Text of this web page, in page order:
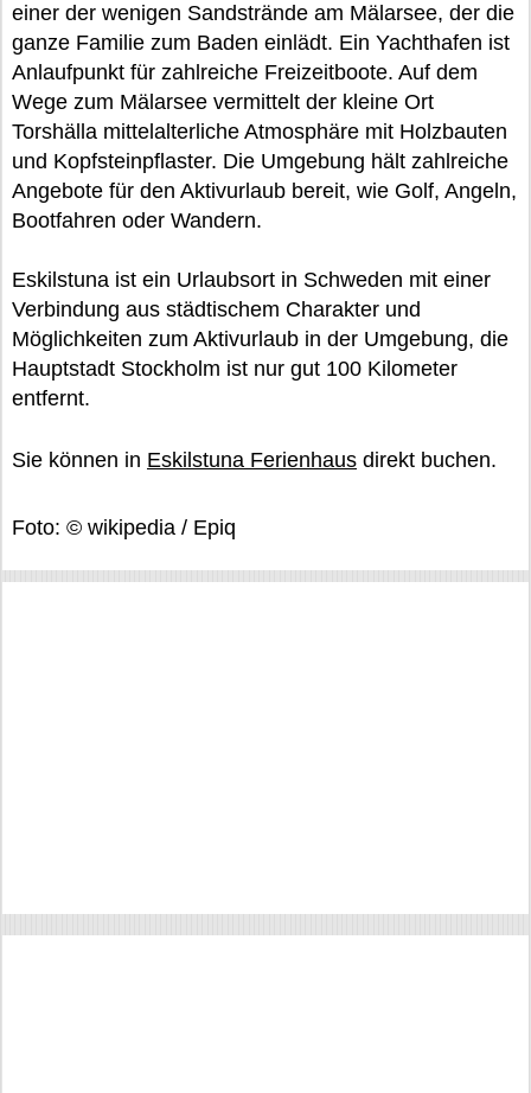
einer der wenigen Sandstrände am Mälarsee, der die
ganze Familie zum Baden einlädt. Ein Yachthafen ist
Anlaufpunkt für zahlreiche Freizeitboote. Auf dem
Wege zum Mälarsee vermittelt der kleine Ort
Torshälla mittelalterliche Atmosphäre mit Holzbauten
und Kopfsteinpflaster. Die Umgebung hält zahlreiche
Angebote für den Aktivurlaub bereit, wie Golf, Angeln,
Bootfahren oder Wandern.
Eskilstuna ist ein Urlaubsort in Schweden mit einer
Verbindung aus städtischem Charakter und
Möglichkeiten zum Aktivurlaub in der Umgebung, die
Hauptstadt Stockholm ist nur gut 100 Kilometer
entfernt.
Sie können in Eskilstuna Ferienhaus direkt buchen.
Foto: © wikipedia / Epiq